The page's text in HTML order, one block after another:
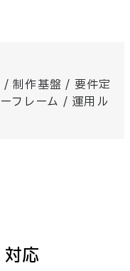
制作基盤 / 要件定
フレーム / 運用ル
応